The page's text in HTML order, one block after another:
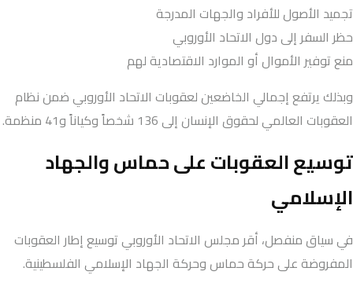
تجميد الأصول للأفراد والجهات المدرجة
حظر السفر إلى دول الاتحاد الأوروبي
منع توفير الأموال أو الموارد الاقتصادية لهم
وبذلك يرتفع إجمالي الخاضعين لعقوبات الاتحاد الأوروبي ضمن نظام
العقوبات العالمي لحقوق الإنسان إلى 136 شخصاً وكياناً و41 منظمة.
توسيع العقوبات على حماس والجهاد
الإسلامي
في سياق منفصل، أقر مجلس الاتحاد الأوروبي توسيع إطار العقوبات
المفروضة على حركة حماس وحركة الجهاد الإسلامي الفلسطينية.